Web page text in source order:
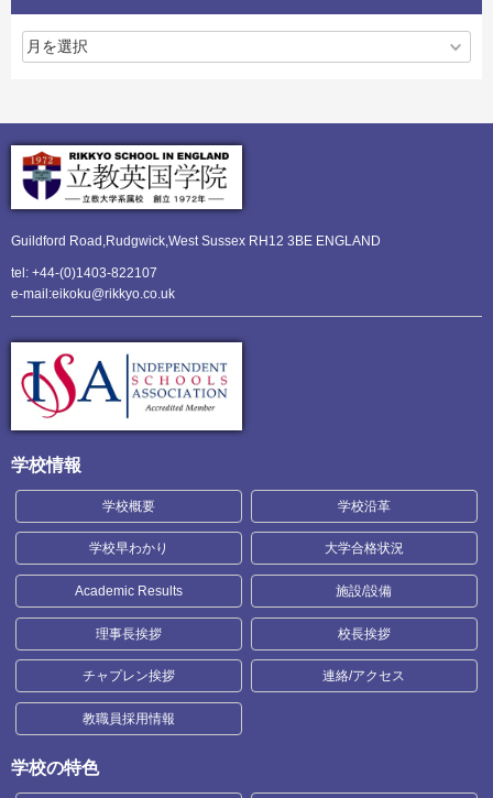
Guildford Road,Rudgwick,West Sussex RH12 3BE ENGLAND
tel: +44-(0)1403-822107
e-mail:eikoku@rikkyo.co.uk
学校情報
学校概要 学校沿革
学校早わかり 大学合格状況
Academic Results 施設/設備
理事長挨拶 校長挨拶
チャプレン挨拶 連絡/アクセス
教職員採用情報
学校の特色